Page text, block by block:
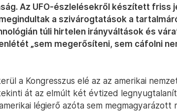
Az UFO-észlelésekről készített friss
a szivárogtatások a
túli hirtelen irányváltások és
„sem megerősíteni, sem cáfolni
a Kongresszus elé az az amerikai
át az elmúlt két évtized
légierő azóta sem megmagyarázott